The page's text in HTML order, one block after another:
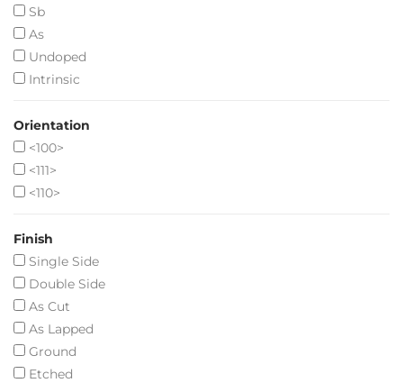
Sb
As
Undoped
Intrinsic
Orientation
<100>
<111>
<110>
Finish
Single Side
Double Side
As Cut
As Lapped
Ground
Etched